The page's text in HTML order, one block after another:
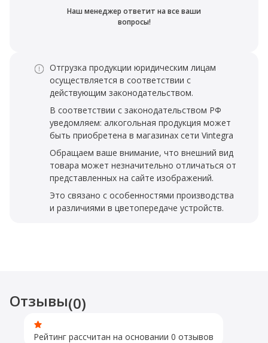
Наш менеджер ответит на все ваши
вопросы!
Отгрузка продукции юридическим лицам
осуществляется в соответствии с
действующим законодательством.
В соответствии с законодательством РФ
уведомляем: алкогольная продукция может
быть приобретена в магазинах сети Vintegra
Обращаем ваше внимание, что внешний вид
товара может незначительно отличаться от
представленных на сайте изображений.
Это связано с особенностями производства
и различиями в цветопередаче устройств.
Отзывы(0)
Рейтинг рассчитан на основании 0 отзывов